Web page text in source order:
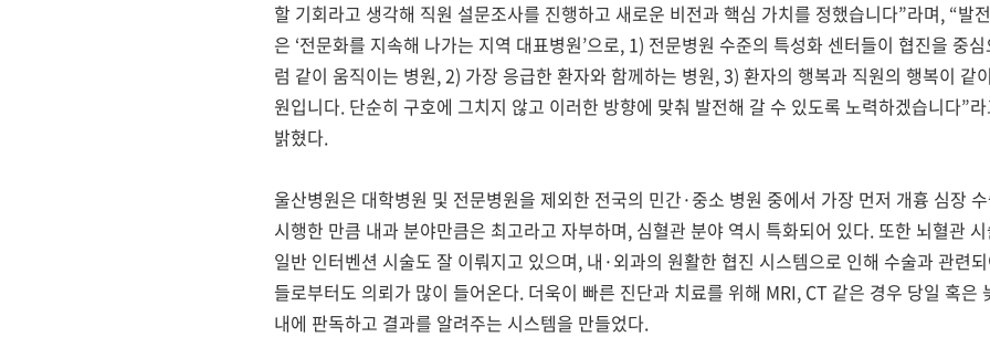
할 기회라고 생각해 직원 설문조사를 진행하고 새로운 비전과 핵심 가치를 정했습니다”라며, “발
은 ‘전문화를 지속해 나가는 지역 대표병원’으로, 1) 전문병원 수준의 특성화 센터들이 협진을 중
럼 같이 움직이는 병원, 2) 가장 응급한 환자와 함께하는 병원, 3) 환자의 행복과 직원의 행복이 같
원입니다. 단순히 구호에 그치지 않고 이러한 방향에 맞춰 발전해 갈 수 있도록 노력하겠습니다”
밝혔다.
울산병원은 대학병원 및 전문병원을 제외한 전국의 민간·중소 병원 중에서 가장 먼저 개흉 심장
시행한 만큼 내과 분야만큼은 최고라고 자부하며, 심혈관 분야 역시 특화되어 있다.또한 뇌혈관
일반 인터벤션 시술도 잘 이뤄지고 있으며, 내 ·외과의 원활한 협진 시스템으로 인해 수술과 관련
들로부터도 의뢰가 많이 들어온다. 더욱이 빠른 진단과 치료를 위해 MRI, CT 같은 경우 당일 혹은
내에 판독하고 결과를 알려주는 시스템을 만들었다.